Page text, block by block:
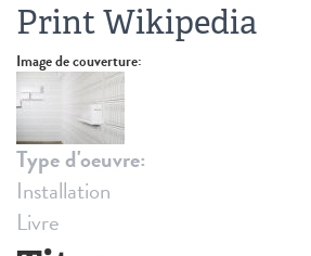
Print Wikipedia
Image de couverture:
Type d'oeuvre:
Installation
Livre